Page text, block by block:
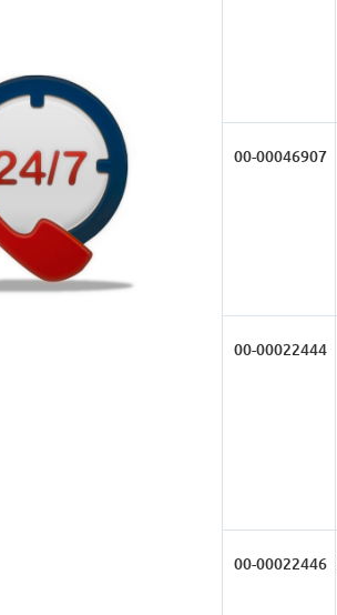
00-00046907
00-00022444
00-00022446